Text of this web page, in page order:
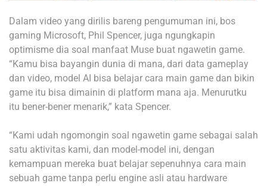
Dalam video yang dirilis bareng pengumuman ini, bos
gaming Microsoft, Phil Spencer, juga ngungkapin
optimisme dia soal manfaat Muse buat ngawetin game.
“Kamu bisa bayangin dunia di mana, dari data gameplay
dan video, model AI bisa belajar cara main game dan bikin
game itu bisa dimainin di platform mana aja. Menurutku
itu bener-bener menarik,” kata Spencer.
“Kami udah ngomongin soal ngawetin game sebagai salah
satu aktivitas kami, dan model-model ini, dengan
kemampuan mereka buat belajar sepenuhnya cara main
sebuah game tanpa perlu engine asli atau hardware